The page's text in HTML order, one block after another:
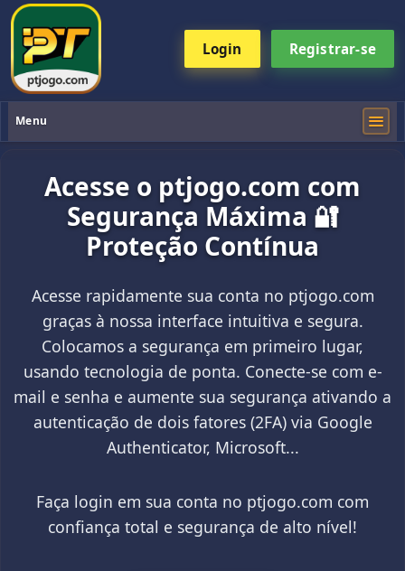
Login Registrar-se
Menu
Acesse o ptjogo.com com
Segurança Máxima 🔐
Proteção Contínua
Acesse rapidamente sua conta no ptjogo.com
graças à nossa interface intuitiva e segura.
Colocamos a segurança em primeiro lugar,
usando tecnologia de ponta. Conecte-se com e-
mail e senha e aumente sua segurança ativando a
autenticação de dois fatores (2FA) via Google
Authenticator, Microsoft...
Faça login em sua conta no ptjogo.com com
confiança total e segurança de alto nível!